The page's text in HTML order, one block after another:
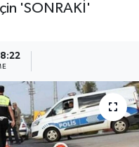
'SONRAKİ'